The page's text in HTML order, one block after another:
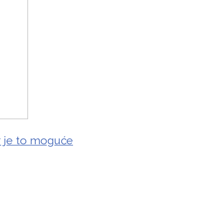
je to moguće